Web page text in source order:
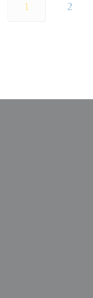
1 2